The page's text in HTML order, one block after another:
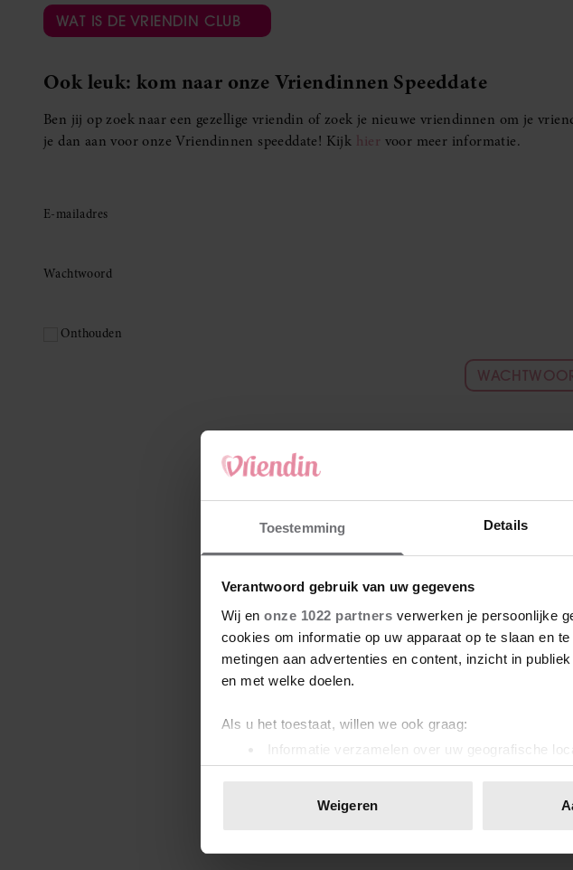
Toestemming Details
Verantwoord gebruik van uw gegevens
Wij en onze 1022 partners verwerken je persoonlijke
cookies om informatie op uw apparaat op te slaan en
metingen aan advertenties en content, inzicht in
en met welke doelen.
Als u het toestaat, willen we ook graag:
Informatie verzamelen over uw geografische
Uw apparaat identificeren door het actief te
toestemming op elk moment wijzigen of intrekken in de
We gebruiken cookies om content en advertenties te
Weigeren
WAT IS DE VRIENDIN CLUB
Ook leuk: kom naar onze Vriendinnen Speeddate
Ben jij op zoek naar een gezellige vriendin of zoek je nieuwe vriendinnen om je
je dan aan voor onze Vriendinnen speeddate! Kijk hier voor meer informatie.
E-mailadres
Wachtwoord
Onthouden